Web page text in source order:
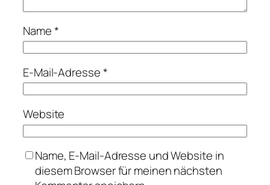
Name*
E-Mail-Adresse*
Website
Name, E-Mail-Adresse und Website in
diesem Browser für meinen nächsten